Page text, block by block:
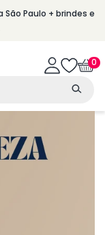
Paulo + brindes e
0
itens